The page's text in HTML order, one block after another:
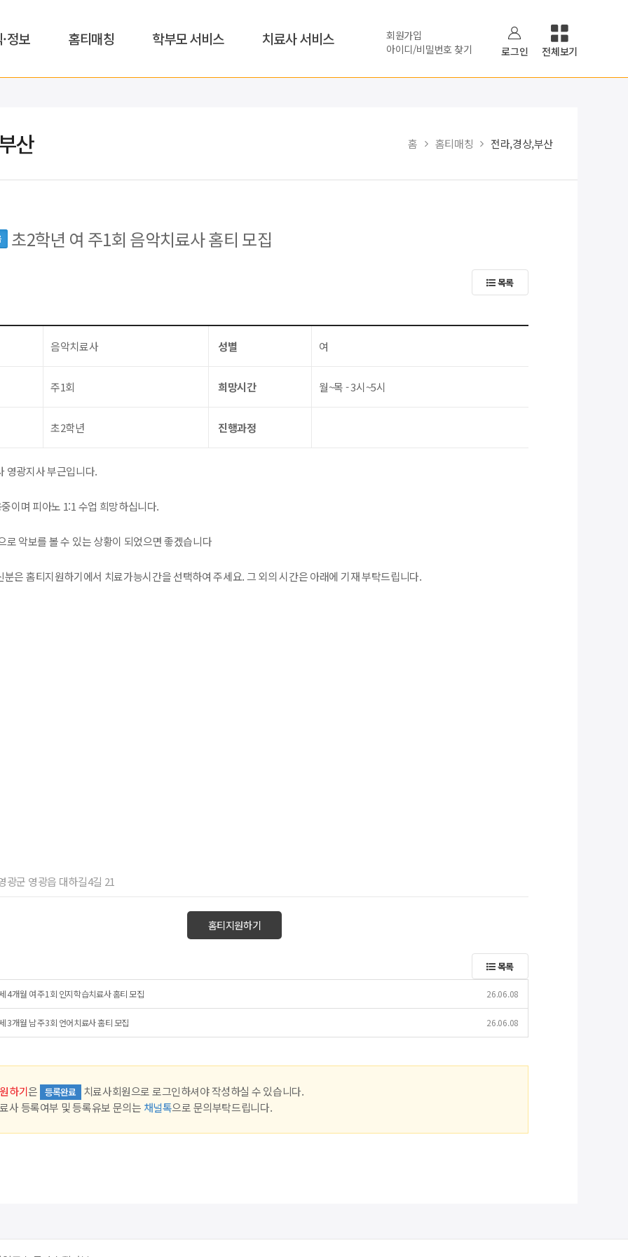
정보 홈티매칭 학부모 서비스 치료사 서비스
회원가입
아이디/비밀번호 찾기
로그인 전체보기
산 홈 홈티매칭 전라,경상,부산
초2학년 여 주1회 음악치료사 홈티 모집
목록
음악치료사 성별 여
주1회 희망시간 월~목 - 3시~5시
초2학년 진행과정
영광지사 부근입니다.
이며 피아노 1:1 수업 희망하십니다.
로 악보를 볼 수 있는 상황이 되었으면 좋겠습니다
분은 홈티지원하기에서 치료가능시간을 선택하여 주세요. 그 외의 시간은 아래에 기재 부탁드립니다.
광군 영광읍 대하길4길 21
홈티지원하기
목록
4개월 여 주1회 인지학습치료사 홈티 모집 26.06.08
3개월 남 주3회 언어치료사 홈티 모집 26.06.08
하기은 등록완료
치료사회원으로 로그인하셔야 작성하실 수 있습니다.
사 등록여부 및 등록유보 문의는 채널톡으로 문의부탁드립니다.